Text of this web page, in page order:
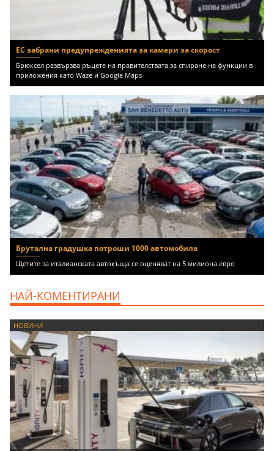
ЕС забрани предупрежденията за камери за скорост
Брюксел развързва ръцете на правителствата за спиране на функции в
приложения като Waze и Google Maps
Брутална градушка потроши 1000 автомобила
Щетите за италианската автокъща се оценяват на 5 милиона евро
НАЙ-КОМЕНТИРАНИ
НОВИНИ